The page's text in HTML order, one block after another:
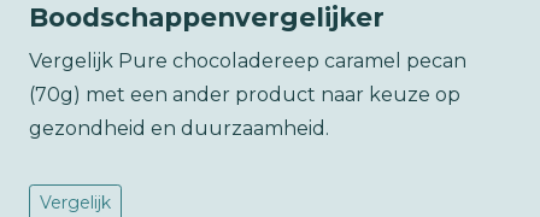
Boodschappenvergelijker
Vergelijk Pure chocoladereep caramel pecan
(70g) met een ander product naar keuze op
gezondheid en duurzaamheid.
Vergelijk